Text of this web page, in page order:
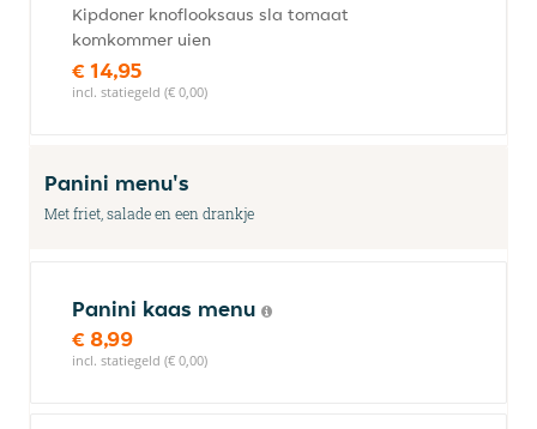
Kipdoner knoflooksaus sla tomaat
komkommer uien
€ 14,95
incl. statiegeld (€ 0,00)
Panini menu's
Met friet, salade en een drankje
Panini kaas menu
€ 8,99
incl. statiegeld (€ 0,00)